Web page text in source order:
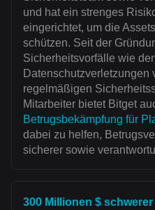
und hat ein strenges
eingerichtet, um die
schützen. Seit der
Sicherheitsvorfälle wie
Datenschutzverletzungen
regelmäßigen
Mitarbeiter bietet Bitget
Betrugsbekämpfung für
dabei zu helfen,
sicherer sowie
300 Millionen $